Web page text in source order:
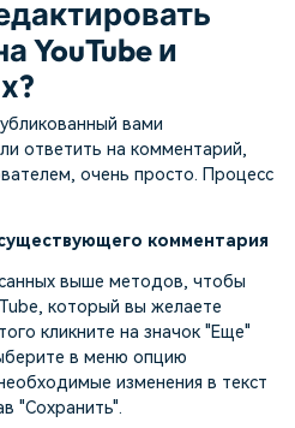
YouTube и
вами
ответить на комментарий,
очень просто. Процесс
комментария
выше методов, чтобы
который вы желаете
кликните на значок "Еще"
в меню опцию
изменения в текст
"Сохранить".